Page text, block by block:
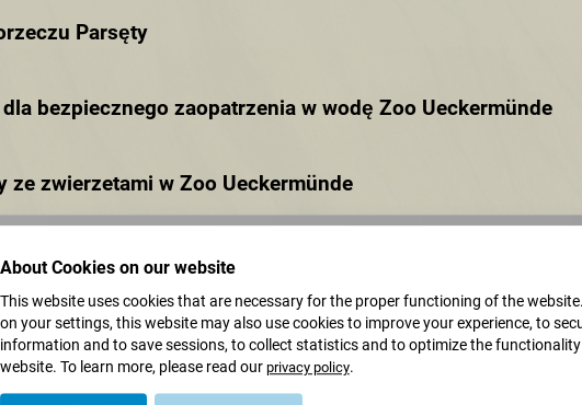
About Cookies on our website
This website uses cookies that are necessary for the proper functioning of the
on your settings, this website may also use cookies to improve your experience, to
information and to save sessions, to collect statistics and to optimize the
website. To learn more, please read our privacy policy.
Parsęty
bezpiecznego zaopatrzenia w wodę Zoo Ueckermünde
ze zwierzetami w Zoo Ueckermünde
dobra dla pszczół i innych owadow
polskiej wspόłpracy w ramach 60lecia Ogrodu